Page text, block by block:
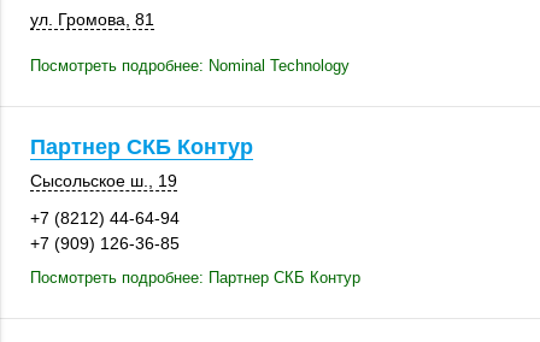
ул. Громова, 81
Посмотреть подробнее: Nominal Technology
Партнер СКБ Контур
Сысольское ш., 19
+7 (8212) 44-64-94
+7 (909) 126-36-85
Посмотреть подробнее: Партнер СКБ Контур